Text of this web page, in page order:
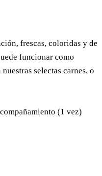
frescas, coloridas y de
funcionar como
selectas carnes, o
(1 vez)